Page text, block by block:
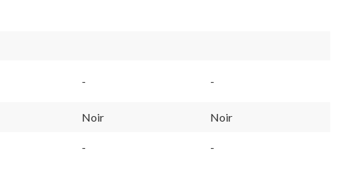
- -
Noir Noir
- -